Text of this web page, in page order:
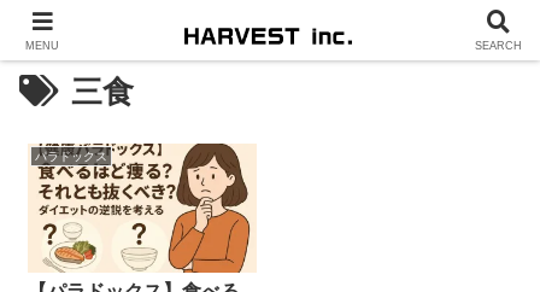
三食
パラドックス
MENU SEARCH